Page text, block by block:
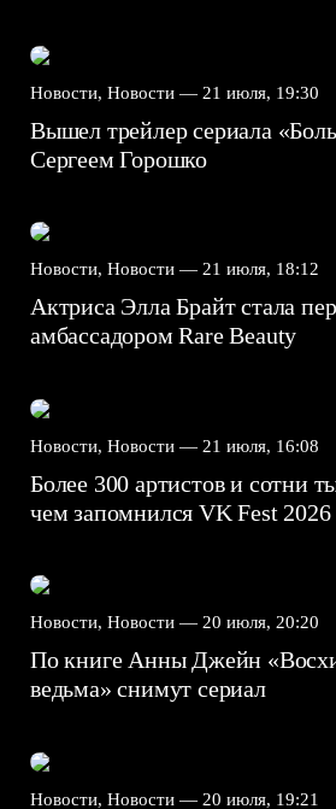
Новости, Новости — 21 июля, 19:30
Вышел трейлер сериала
Сергеем Горошко
Новости, Новости — 21 июля, 18:12
Актриса Элла Брайт стала
амбассадором Rare Beauty
Новости, Новости — 21 июля, 16:08
Более 300 артистов и сотни
чем запомнился VK Fest 2026
Новости, Новости — 20 июля, 20:20
По книге Анны Джейн
ведьма» снимут сериал
Новости, Новости — 20 июля, 19:21